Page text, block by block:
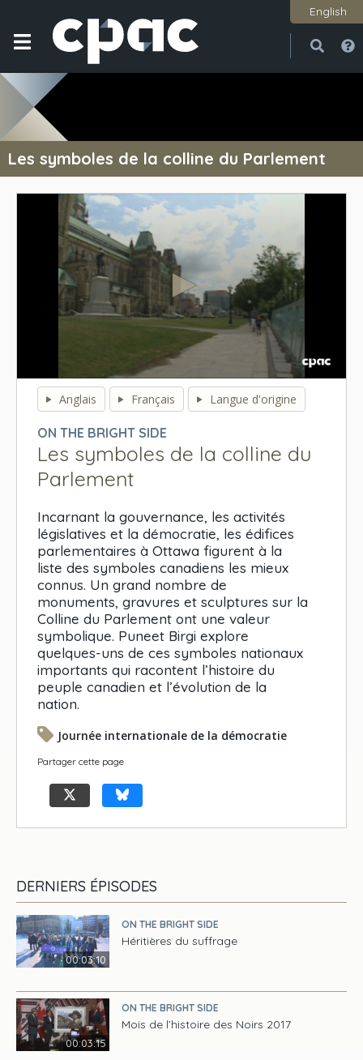
English
Les symboles de la colline du Parlement
seconds
seconds
Anglais Français Langue d'origine
ON THE BRIGHT SIDE
Les symboles de la colline du
Parlement
Incarnant la gouvernance, les activités
législatives et la démocratie, les édifices
parlementaires à Ottawa figurent à la
liste des symboles canadiens les mieux
connus. Un grand nombre de
monuments, gravures et sculptures sur la
Colline du Parlement ont une valeur
symbolique. Puneet Birgi explore
quelques-uns de ces symboles nationaux
importants qui racontent l’histoire du
peuple canadien et l’évolution de la
nation.
Journée internationale de la démocratie
Partager cette page
DERNIERS ÉPISODES
00:03:10
ON THE BRIGHT SIDE
Héritières du suffrage
00:03:15
ON THE BRIGHT SIDE
Mois de l’histoire des Noirs 2017